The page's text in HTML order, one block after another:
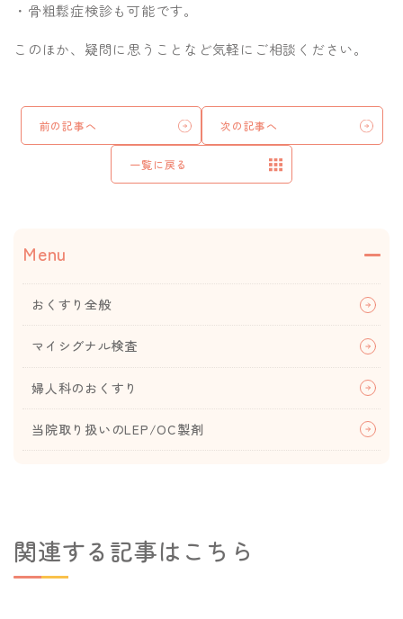
Menu
おくすり全般
マイシグナル検査
婦人科のおくすり
当院取り扱いのLEP/OC製剤
・骨粗鬆症検診も可能です。
このほか、疑問に思うことなど気軽にご相談ください。
前の記事へ
一覧に戻る
次の記事へ
関連する記事はこちら